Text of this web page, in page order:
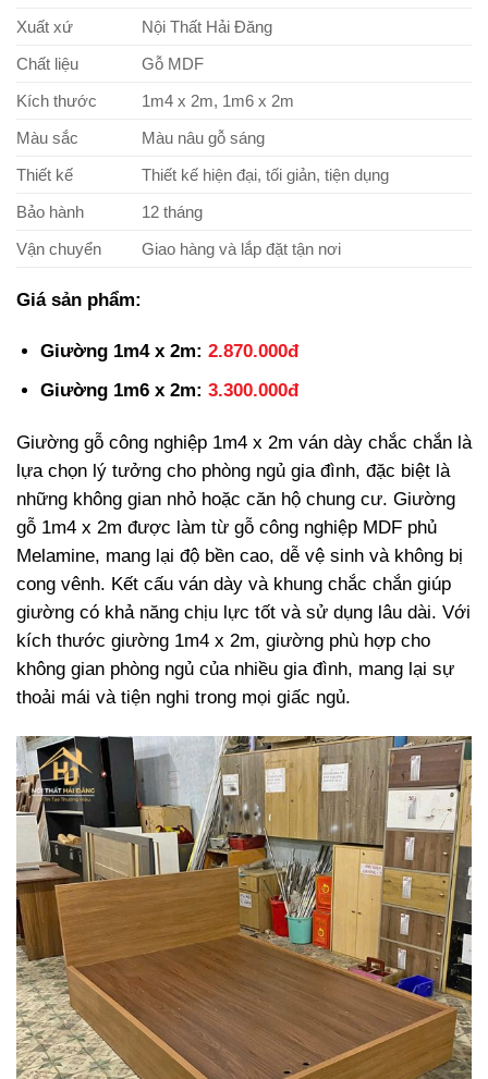
Xuất xứ
Nội Thất Hải Đăng
Chất liệu
Gỗ MDF
Kích thước
1m4 x 2m, 1m6 x 2m
Màu sắc
Màu nâu gỗ sáng
Thiết kế
Thiết kế hiện đại, tối giản, tiện dụng
Bảo hành
12 tháng
Vận chuyển
Giao hàng và lắp đặt tận nơi
Giá sản phẩm:
Giường 1m4 x 2m: 2.870.000đ
Giường 1m6 x 2m: 3.300.000đ
Giường gỗ công nghiệp 1m4 x 2m ván dày chắc chắn là
lựa chọn lý tưởng cho phòng ngủ gia đình, đặc biệt là
những không gian nhỏ hoặc căn hộ chung cư. Giường
gỗ 1m4 x 2m được làm từ gỗ công nghiệp MDF phủ
Melamine, mang lại độ bền cao, dễ vệ sinh và không bị
cong vênh. Kết cấu ván dày và khung chắc chắn giúp
giường có khả năng chịu lực tốt và sử dụng lâu dài. Với
kích thước giường 1m4 x 2m, giường phù hợp cho
không gian phòng ngủ của nhiều gia đình, mang lại sự
thoải mái và tiện nghi trong mọi giấc ngủ.